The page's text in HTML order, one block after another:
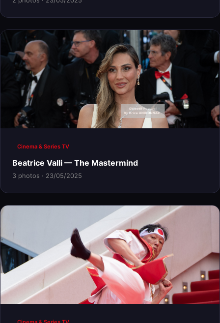
Cinema & Series TV
Beatrice Valli — The Mastermind
3 photos · 23/05/2025